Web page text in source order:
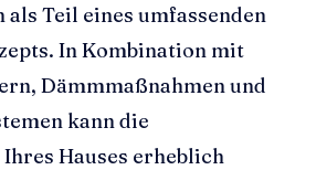
Teil eines umfassenden
In Kombination mit
Dämmmaßnahmen und
kann die
Hauses erheblich